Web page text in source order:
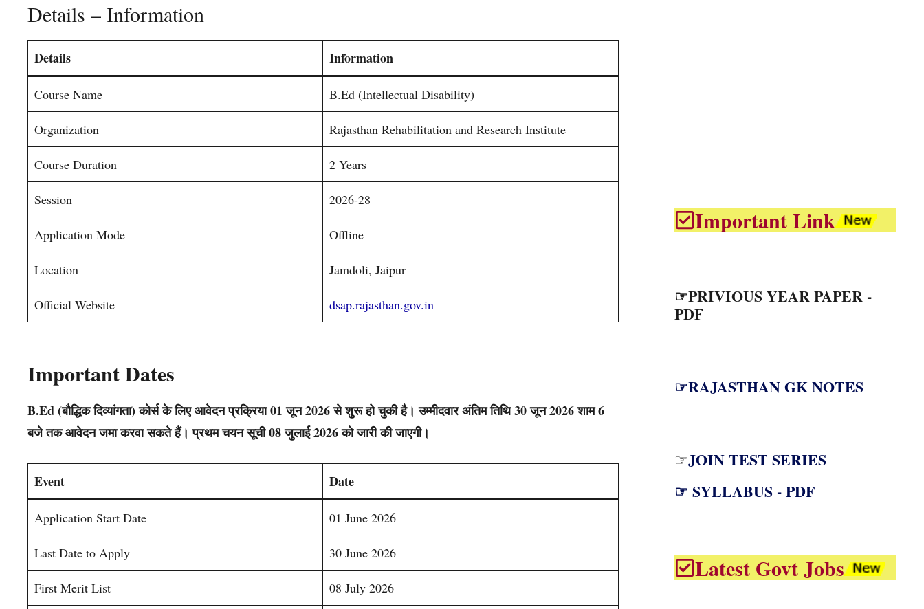
Details – Information
Details Information
Course Name B.Ed (Intellectual Disability)
Organization Rajasthan Rehabilitation and Research Institute
Course Duration 2 Years
Session 2026-28
Application Mode Offline
Location Jamdoli, Jaipur
Official Website dsap.rajasthan.gov.in
Important Dates
B.Ed (बौद्धिक दिव्यांगता) कोर्स के लिए आवेदन प्रक्रिया 01 जून 2026 से शुरू हो चुकी है। उम्मीदवार अंतिम तिथि 30 जून 2026 शाम 6
बजे तक आवेदन जमा करवा सकते हैं। प्रथम चयन सूची 08 जुलाई 2026 को जारी की जाएगी।
Event Date
Application Start Date 01 June 2026
Last Date to Apply 30 June 2026
First Merit List 08 July 2026
Important Link
☞PRIVIOUS YEAR PAPER -
PDF
☞RAJASTHAN GK NOTES
☞JOIN TEST SERIES
☞ SYLLABUS - PDF
Latest Govt Jobs